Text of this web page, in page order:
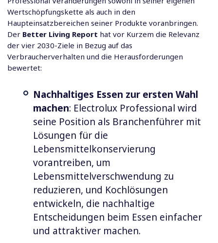
Wertschöpfungskette als auch in den
Haupteinsatzbereichen seiner Produkte voranbringen.
Der Better Living Report hat vor Kurzem die Relevanz
der vier 2030-Ziele in Bezug auf das
Verbraucherverhalten und die Herausforderungen
bewertet:
Nachhaltiges Essen zur ersten Wahl
machen: Electrolux Professional wird
seine Position als Branchenführer mit
Lösungen für die
Lebensmittelkonservierung
vorantreiben, um
Lebensmittelverschwendung zu
reduzieren, und Kochlösungen
entwickeln, die nachhaltige
Entscheidungen beim Essen einfacher
und attraktiver machen.